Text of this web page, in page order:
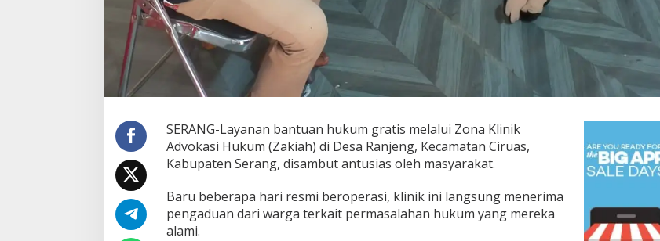
SERANG-Layanan bantuan hukum gratis melalui Zona Klinik
Advokasi Hukum (Zakiah) di Desa Ranjeng, Kecamatan Ciruas,
Kabupaten Serang, disambut antusias oleh masyarakat.
Baru beberapa hari resmi beroperasi, klinik ini langsung menerima
pengaduan dari warga terkait permasalahan hukum yang mereka
alami.